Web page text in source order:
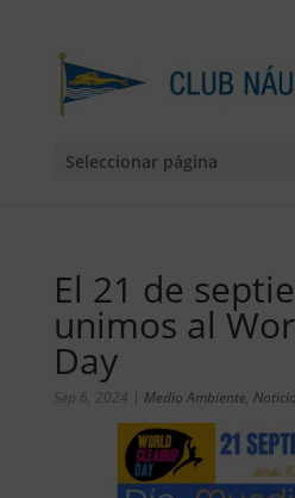
Seleccionar página
El 21 de
unimos al
Day
Sep 6, 2024 | Medio Ambiente